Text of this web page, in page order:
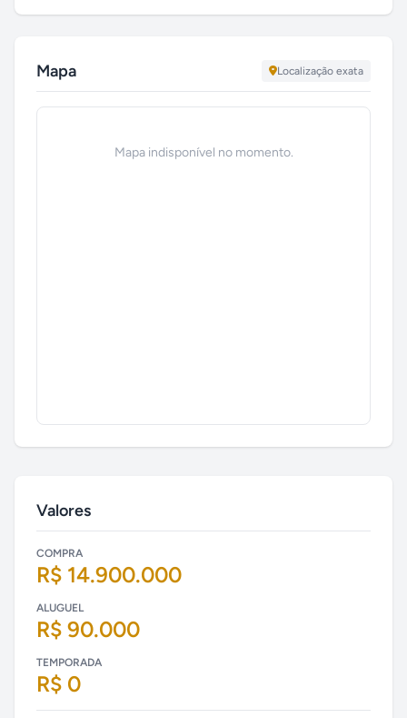
Mapa Localização exata
Mapa indisponível no momento.
Valores
COMPRA
R$ 14.900.000
ALUGUEL
R$ 90.000
TEMPORADA
R$ 0